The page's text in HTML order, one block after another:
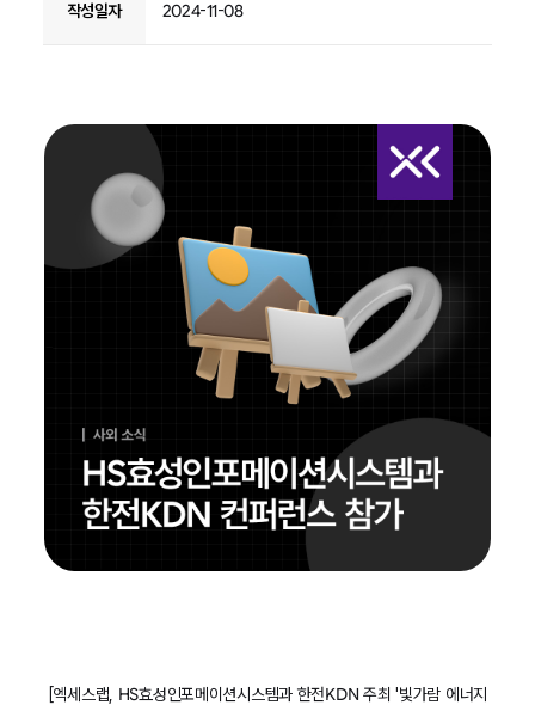
작성일자 2024-11-08
[엑세스랩, HS효성인포메이션시스템과 한전KDN 주최 '빛가람 에너지